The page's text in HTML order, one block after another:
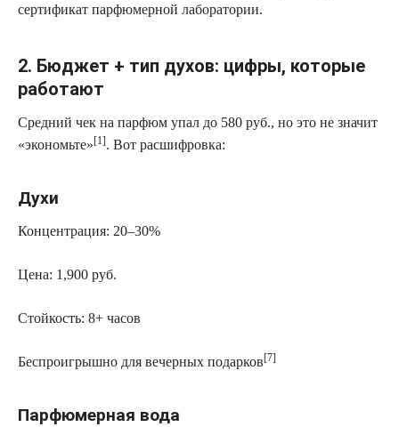
сертификат парфюмерной лаборатории.
2. Бюджет + тип духов: цифры, которые
работают
Средний чек на парфюм упал до 580 руб., но это не значит
«экономьте»[1]. Вот расшифровка:
Духи
Концентрация: 20–30%
Цена: 1,900 руб.
Стойкость: 8+ часов
Беспроигрышно для вечерных подарков[7]
Парфюмерная вода